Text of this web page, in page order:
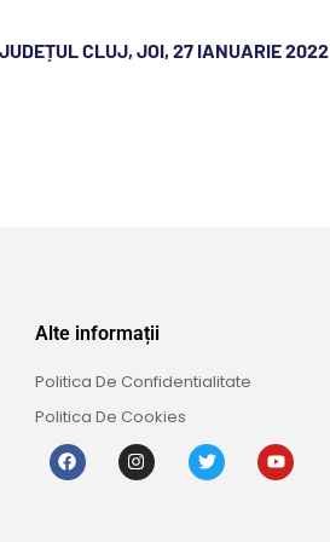
CLUJ, JOI, 27 IANUARIE 2022
Alte informații
Politica De Confidentialitate
Politica De Cookies